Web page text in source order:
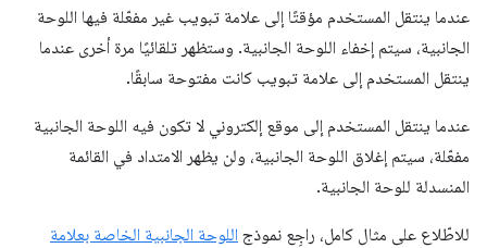
عندما ينتقل المستخدم مؤقتًا إلى علامة تبويب غير مفعّلة فيها اللوحة
الجانبية، سيتم إخفاء اللوحة الجانبية. وستظهر تلقائيًا مرة أخرى عندما
ينتقل المستخدم إلى علامة تبويب كانت مفتوحة سابقًا.
عندما ينتقل المستخدم إلى موقع إلكتروني لا تكون فيه اللوحة الجانبية
مفعّلة، سيتم إغلاق اللوحة الجانبية، ولن يظهر الامتداد في القائمة
المنسدلة للوحة الجانبية.
للاطّلاع على مثال كامل، راجِع نموذج اللوحة الجانبية الخاصة بعلامة